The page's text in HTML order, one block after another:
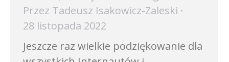
Przez Tadeusz Isakowicz-Zaleski
28 listopada 2022
Jeszcze raz wielkie podziękowanie dla